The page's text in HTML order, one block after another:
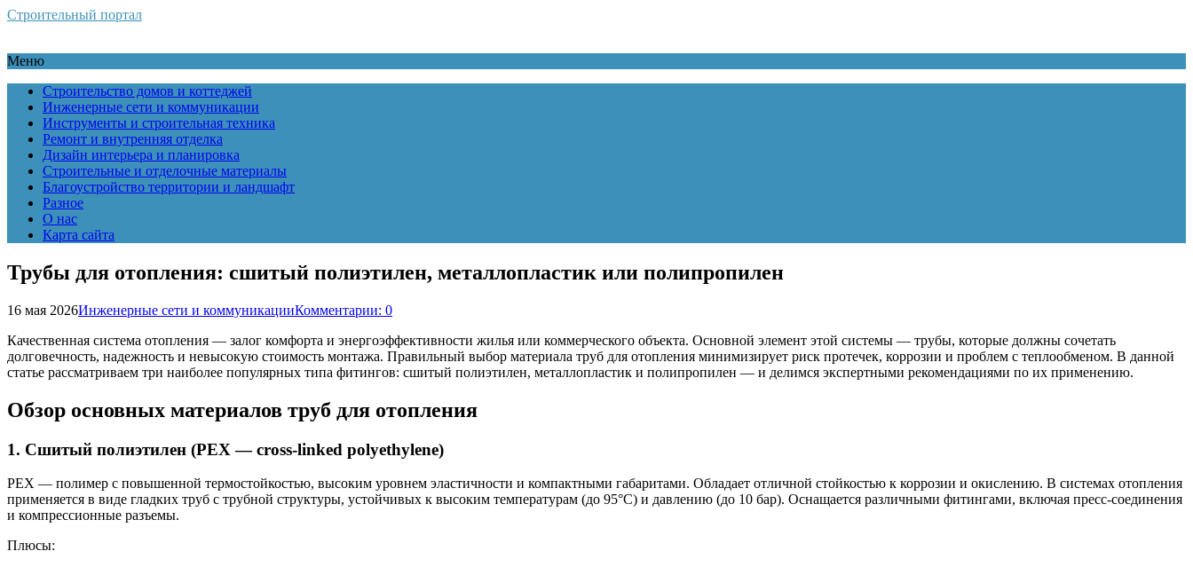
Строительный портал
Меню
Строительство домов и коттеджей
Инженерные сети и коммуникации
Инструменты и строительная техника
Ремонт и внутренняя отделка
Дизайн интерьера и планировка
Строительные и отделочные материалы
Благоустройство территории и ландшафт
Разное
О нас
Карта сайта
Трубы для отопления: сшитый полиэтилен, металлопластик или полипропилен
16 мая 2026Инженерные сети и коммуникацииКомментарии: 0
Качественная система отопления — залог комфорта и энергоэффективности жилья или коммерческого объекта. Основной элемент этой системы — трубы, которые должны сочетать
долговечность, надежность и невысокую стоимость монтажа. Правильный выбор материала труб для отопления минимизирует риск протечек, коррозии и проблем с теплообменом. В данной
статье рассматриваем три наиболее популярных типа фитингов: сшитый полиэтилен, металлопластик и полипропилен — и делимся экспертными рекомендациями по их применению.
Обзор основных материалов труб для отопления
1. Сшитый полиэтилен (PEX — cross-linked polyethylene)
PEX — полимер с повышенной термостойкостью, высоким уровнем эластичности и компактными габаритами. Обладает отличной стойкостью к коррозии и окислению. В системах отопления
применяется в виде гладких труб с трубной структуры, устойчивых к высоким температурам (до 95°C) и давлению (до 10 бар). Оснащается различными фитингами, включая пресс-соединения
и компрессионные разъемы.
Плюсы: